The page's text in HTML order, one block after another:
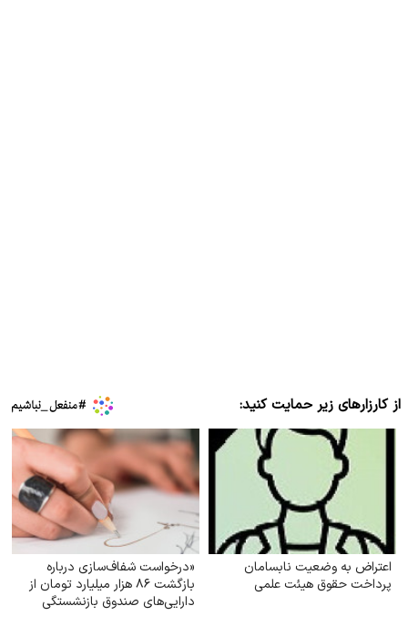
از کارزارهای زیر حمایت کنید:
اعتراض به وضعیت نابسامان
پرداخت حقوق هیئت علمی
«درخواست شفاف‌سازی درباره
بازگشت ۸۶ هزار میلیارد تومان از
دارایی‌های صندوق بازنشستگی